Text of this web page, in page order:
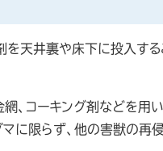
天井裏や床下に投入する
、コーキング剤などを用
マに限らず、他の害獣の再